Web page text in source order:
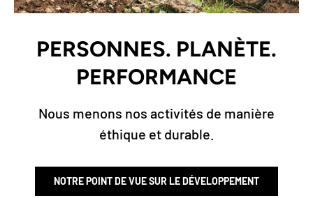
PERSONNES. PLANÈTE.
PERFORMANCE
Nous menons nos activités de manière
éthique et durable.
NOTRE POINT DE VUE SUR LE DÉVELOPPEMENT